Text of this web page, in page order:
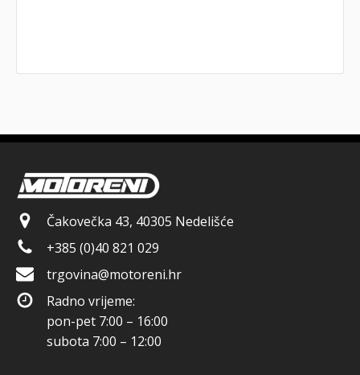
Čakovečka 43, 40305 Nedelišće
+385 (0)40 821 029
trgovina@motoreni.hr
Radno vrijeme:
pon-pet 7:00 – 16:00
subota 7:00 – 12:00